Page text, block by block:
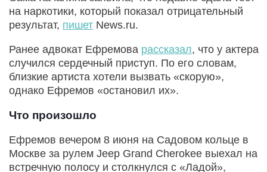
на наркотики, который показал отрицательный
результат, пишет News.ru.
Ранее адвокат Ефремова рассказал, что у актера
случился сердечный приступ. По его словам,
близкие артиста хотели вызвать «скорую»,
однако Ефремов «остановил их».
Что произошло
Ефремов вечером 8 июня на Садовом кольце в
Москве за рулем Jeep Grand Cherokee выехал на
встречную полосу и столкнулся с «Ладой»,